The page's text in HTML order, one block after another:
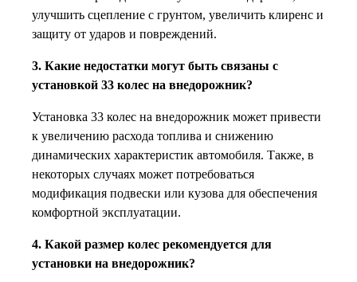
улучшить сцепление с грунтом, увеличить клиренс и
защиту от ударов и повреждений.
3. Какие недостатки могут быть связаны с
установкой 33 колес на внедорожник?
Установка 33 колес на внедорожник может привести
к увеличению расхода топлива и снижению
динамических характеристик автомобиля. Также, в
некоторых случаях может потребоваться
модификация подвески или кузова для обеспечения
комфортной эксплуатации.
4. Какой размер колес рекомендуется для
установки на внедорожник?